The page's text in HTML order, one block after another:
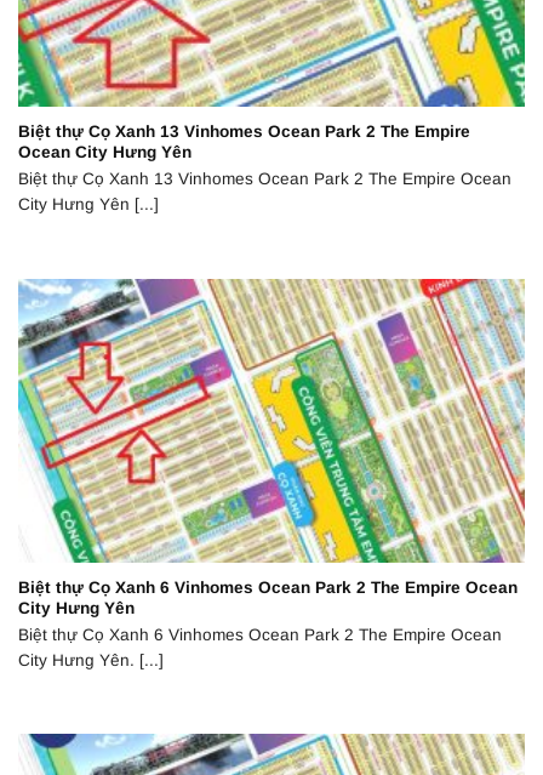
Biệt thự Cọ Xanh 13 Vinhomes Ocean Park 2 The Empire
Ocean City Hưng Yên
Biệt thự Cọ Xanh 13 Vinhomes Ocean Park 2 The Empire Ocean
City Hưng Yên [...]
Biệt thự Cọ Xanh 6 Vinhomes Ocean Park 2 The Empire Ocean
City Hưng Yên
Biệt thự Cọ Xanh 6 Vinhomes Ocean Park 2 The Empire Ocean
City Hưng Yên. [...]